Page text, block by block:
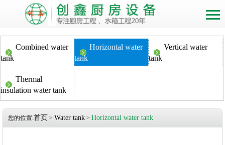
Combined water
tank
Horizontal water
tank
Vertical water
tank
Thermal
insulation water tank
您的位置:首页 > Water tank > Horizontal water tank